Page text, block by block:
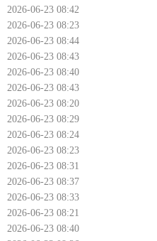
2026-06-23 08:42
2026-06-23 08:23
2026-06-23 08:44
2026-06-23 08:43
2026-06-23 08:40
2026-06-23 08:43
2026-06-23 08:20
2026-06-23 08:29
2026-06-23 08:24
2026-06-23 08:23
2026-06-23 08:31
2026-06-23 08:37
2026-06-23 08:33
2026-06-23 08:21
2026-06-23 08:40